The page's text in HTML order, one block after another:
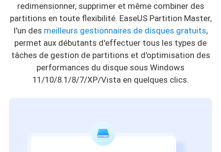
redimensionner, supprimer et même combiner des
partitions en toute flexibilité. EaseUS Partition Master,
l'un des meilleurs gestionnaires de disques gratuits,
permet aux débutants d'effectuer tous les types de
tâches de gestion de partitions et d'optimisation des
performances du disque sous Windows
11/10/8.1/8/7/XP/Vista en quelques clics.